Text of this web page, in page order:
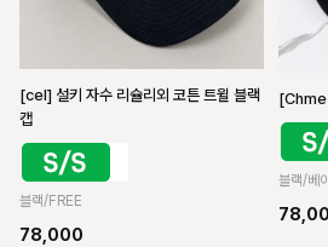
[cel] 설키 자수 리슐리외 코튼 트윌 블랙
캡
블랙/FREE
78,000
[Chme
블랙/베